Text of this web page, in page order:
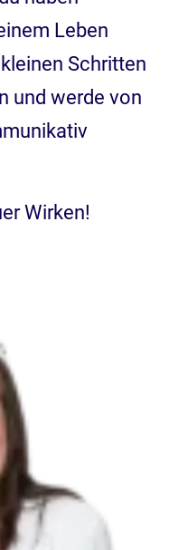
Leben
Schritten
und werde von
Wirken!